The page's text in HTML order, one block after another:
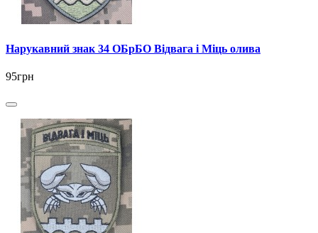
Нарукавний знак 34 ОБрБО Відвага і Міць олива
95грн